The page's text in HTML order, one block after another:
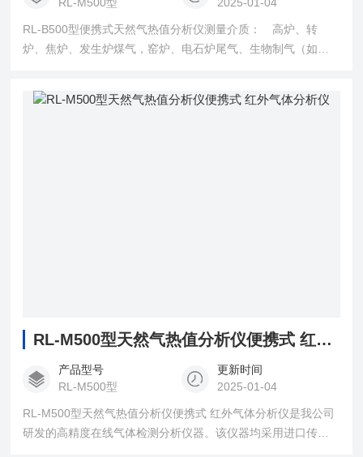
RL-B500型便携式天然气热值分析仪测量介质： 高炉、转
炉、焦炉、发生炉煤气，窑炉、电石炉尾气、生物制气（如果
RL-M500型天然气热值分析仪便携式 红外气体分析仪
产品型号
RL-M500型
更新时间
2025-01-04
RL-M500型天然气热值分析仪便携式 红外气体分析仪是我公司
研发的高精度在线气体检测分析仪器。该仪器均采用进口传感